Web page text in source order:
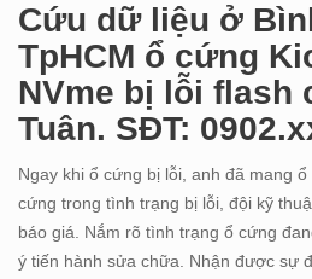
Cứu dữ liệu ở
TpHCM ổ cứng
NVme bị lỗi flash
Tuân. SĐT:
Ngay khi ổ cứng bị lỗi, anh đã mang
cứng trong tình trạng bị lỗi, đội kỹ
báo giá. Nắm rõ tình trạng ổ cứng
ý tiến hành sửa chữa. Nhận được sự